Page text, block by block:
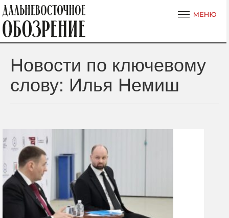
Новости по ключевому
слову: Илья Немиш